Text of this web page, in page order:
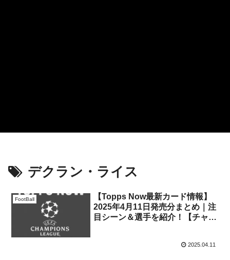
デクラン・ライス
FootBall
【Topps Now最新カード情報】
2025年4月11日発売分まとめ｜注
目シーン＆選手を紹介！【チャン
2025.04.11